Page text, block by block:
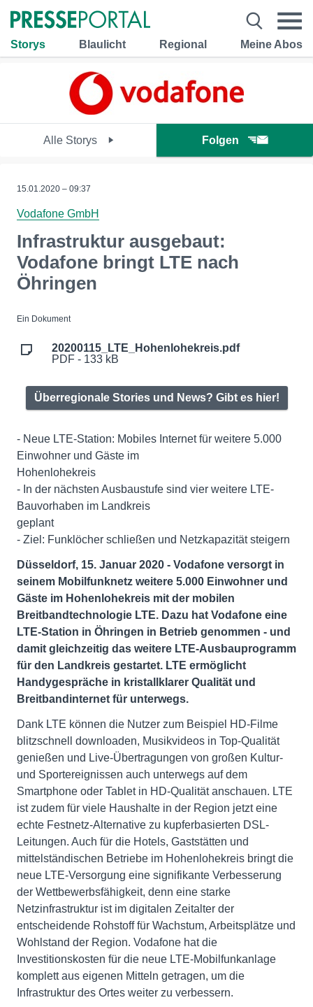
Storys Blaulicht Regional Meine Abos
Alle Storys Folgen
15.01.2020 – 09:37
Vodafone GmbH
Infrastruktur ausgebaut:
Vodafone bringt LTE nach
Öhringen
Ein Dokument
20200115_LTE_Hohenlohekreis.pdf
PDF - 133 kB
Überregionale Stories und News? Gibt es hier!
- Neue LTE-Station: Mobiles Internet für weitere 5.000
Einwohner und Gäste im
Hohenlohekreis
- In der nächsten Ausbaustufe sind vier weitere LTE-
Bauvorhaben im Landkreis
geplant
- Ziel: Funklöcher schließen und Netzkapazität steigern
Düsseldorf, 15. Januar 2020 - Vodafone versorgt in
seinem Mobilfunknetz weitere 5.000 Einwohner und
Gäste im Hohenlohekreis mit der mobilen
Breitbandtechnologie LTE. Dazu hat Vodafone eine
LTE-Station in Öhringen in Betrieb genommen - und
damit gleichzeitig das weitere LTE-Ausbauprogramm
für den Landkreis gestartet. LTE ermöglicht
Handygespräche in kristallklarer Qualität und
Breitbandinternet für unterwegs.
Dank LTE können die Nutzer zum Beispiel HD-Filme
blitzschnell downloaden, Musikvideos in Top-Qualität
genießen und Live-Übertragungen von großen Kultur-
und Sportereignissen auch unterwegs auf dem
Smartphone oder Tablet in HD-Qualität anschauen. LTE
ist zudem für viele Haushalte in der Region jetzt eine
echte Festnetz-Alternative zu kupferbasierten DSL-
Leitungen. Auch für die Hotels, Gaststätten und
mittelständischen Betriebe im Hohenlohekreis bringt die
neue LTE-Versorgung eine signifikante Verbesserung
der Wettbewerbsfähigkeit, denn eine starke
Netzinfrastruktur ist im digitalen Zeitalter der
entscheidende Rohstoff für Wachstum, Arbeitsplätze und
Wohlstand der Region. Vodafone hat die
Investitionskosten für die neue LTE-Mobilfunkanlage
komplett aus eigenen Mitteln getragen, um die
Infrastruktur des Ortes weiter zu verbessern.